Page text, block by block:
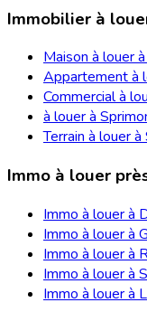
Immobilier à
Maison à louer
Appartement à
Commercial à
à louer à
Terrain à louer
Immo à louer
Immo à louer à
Immo à louer à
Immo à louer à
Immo à louer à
Immo à louer à